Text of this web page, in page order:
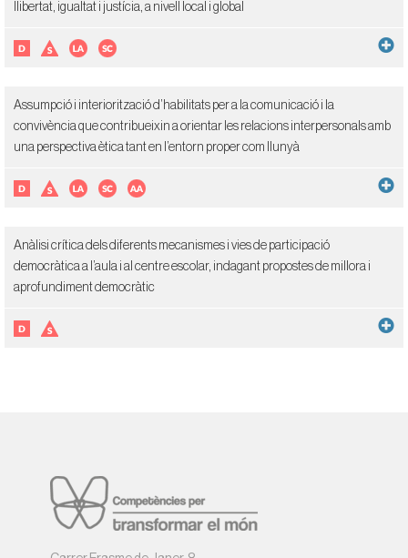
llibertat, igualtat i justícia, a nivell local i global
Assumpció i interiorització d’habilitats per a la comunicació i la
convivència que contribueixin a orientar les relacions interpersonals amb
una perspectiva ètica tant en l’entorn proper com llunyà
Anàlisi crítica dels diferents mecanismes i vies de participació
democràtica a l’aula i al centre escolar, indagant propostes de millora i
aprofundiment democràtic